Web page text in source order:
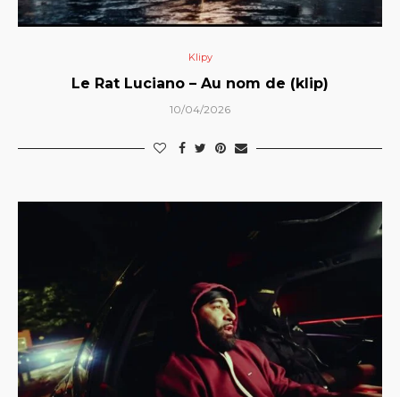
Klipy
Le Rat Luciano – Au nom de (klip)
10/04/2026